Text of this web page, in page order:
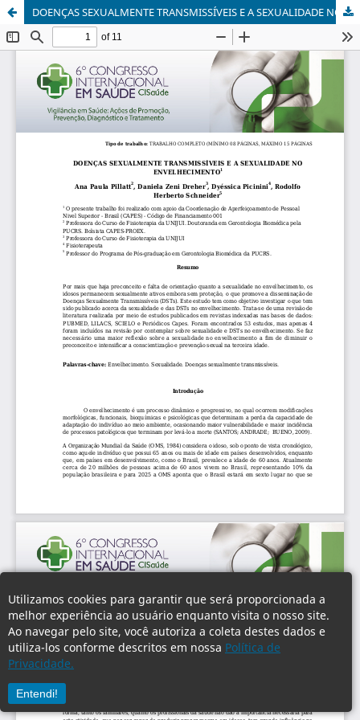
Utilizamos cookies para garantir que será proporcionada a
melhor experiência ao usuário enquanto visita o nosso site.
Ao navegar pelo site, você autoriza a coleta destes dados e
utiliza-los conforme descritos em nossa Política de
Privacidade.
Entendi!
DOENÇAS SEXUALMENTE TRANSMISSÍVEIS E A SEXUALIDADE NO ENVELHECIMENTO